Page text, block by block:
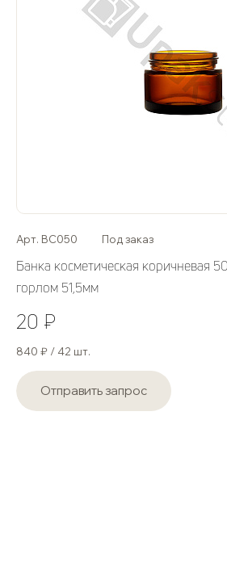
Арт. BC050 Под заказ
Банка косметическая коричневая
горлом 51,5мм
20 ₽
840 ₽ / 42 шт.
Отправить запрос